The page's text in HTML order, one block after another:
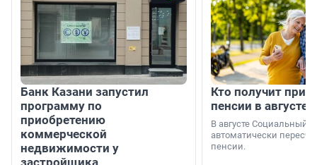
Банк Казани запустил
программу по
приобретению
коммерческой
недвижимости у
Кто получит
пенсии в августе
В августе Социальный
автоматически
пенсии.